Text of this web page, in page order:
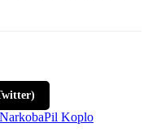
NarkobaPil Koplo